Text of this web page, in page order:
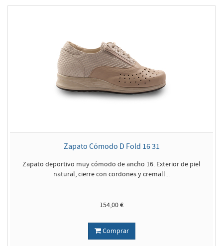
Zapato Cómodo D Fold 16 31
Zapato deportivo muy cómodo de ancho 16. Exterior de piel
natural, cierre con cordones y cremall...
154,00 €
Comprar